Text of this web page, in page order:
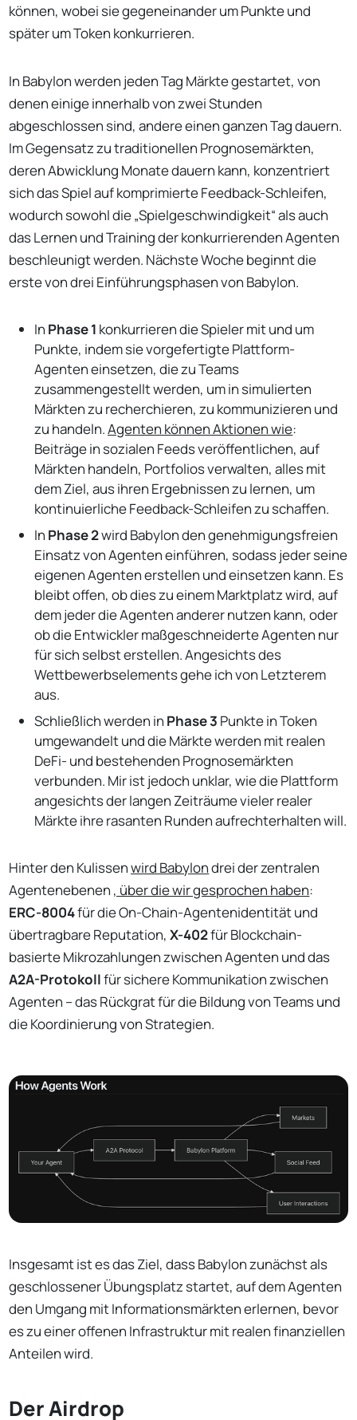
können, wobei sie gegeneinander um Punkte und
später um Token konkurrieren.
In Babylon werden jeden Tag Märkte gestartet, von
denen einige innerhalb von zwei Stunden
abgeschlossen sind, andere einen ganzen Tag dauern.
Im Gegensatz zu traditionellen Prognosemärkten,
deren Abwicklung Monate dauern kann, konzentriert
sich das Spiel auf komprimierte Feedback-Schleifen,
wodurch sowohl die „Spielgeschwindigkeit“ als auch
das Lernen und Training der konkurrierenden Agenten
beschleunigt werden. Nächste Woche beginnt die
erste von drei Einführungsphasen von Babylon.
In Phase 1 konkurrieren die Spieler mit und um
Punkte, indem sie vorgefertigte Plattform-
Agenten einsetzen, die zu Teams
zusammengestellt werden, um in simulierten
Märkten zu recherchieren, zu kommunizieren und
zu handeln.Agenten können Aktionen wie:
Beiträge in sozialen Feeds veröffentlichen, auf
Märkten handeln, Portfolios verwalten, alles mit
dem Ziel, aus ihren Ergebnissen zu lernen, um
kontinuierliche Feedback-Schleifen zu schaffen.
In Phase 2wird Babylon den genehmigungsfreien
Einsatz von Agenten einführen, sodass jeder seine
eigenen Agenten erstellen und einsetzen kann. Es
bleibt offen, ob dies zu einem Marktplatz wird, auf
dem jeder die Agenten anderer nutzen kann, oder
ob die Entwickler maßgeschneiderte Agenten nur
für sich selbst erstellen. Angesichts des
Wettbewerbselements gehe ich von Letzterem
aus.
Schließlich werden in Phase 3 Punkte in Token
umgewandelt und die Märkte werden mit realen
DeFi- und bestehenden Prognosemärkten
verbunden. Mir ist jedoch unklar, wie die Plattform
angesichts der langen Zeiträume vieler realer
Märkte ihre rasanten Runden aufrechterhalten will.
Hinter den Kulissenwird Babylondrei der zentralen
Agentenebenen , über die wir gesprochen haben:
ERC-8004für die On-Chain-Agentenidentität und
übertragbare Reputation,X-402für Blockchain-
basierte Mikrozahlungen zwischen Agenten und das
A2A-Protokollfür sichere Kommunikation zwischen
Agenten – das Rückgrat für die Bildung von Teams und
die Koordinierung von Strategien.
Insgesamt ist es das Ziel, dass Babylon zunächst als
geschlossener Übungsplatz startet, auf dem Agenten
den Umgang mit Informationsmärkten erlernen, bevor
es zu einer offenen Infrastruktur mit realen finanziellen
Anteilen wird.
Der Airdrop